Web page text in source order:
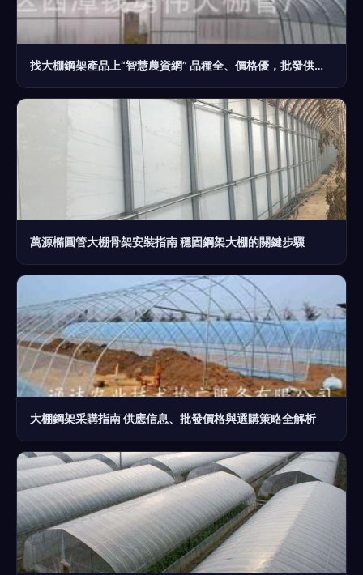
找大棚鋼架產品上“智慧農資網” 品種全、價格優，批發供應一站式服務
萬源橢圓管大棚骨架安裝指南 穩固鋼架大棚的關鍵步驟
大棚鋼架采購指南 供應信息、批發價格與選購策略全解析